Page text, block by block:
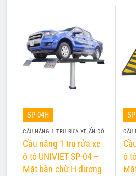
SP-04H
CẦU NÂNG 1 TRỤ RỬA XE ẤN ĐỘ
Cầu nâng 1 trụ rửa xe
ô tô UNIVIET SP-04 –
Mặt bàn chữ H dương
CẦU
ô